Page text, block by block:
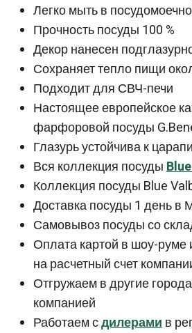
Легко мыть в
Прочность посуды 100 %
Декор нанесен
Сохраняет тепло пищи
Подходит для СВЧ-печи
Настоящее европейское
фарфоровой посуды
Глазурь устойчива к
Вся коллекция посуды
Коллекция посуды Blue
Доставка посуды 1 день в
Самовывоз посуды со
Оплата картой в шоу-руме
на расчетный счет
Отгружаем в другие
компанией
Работаем сдилерамив